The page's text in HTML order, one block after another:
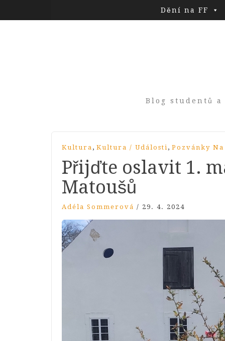
Dění na FF
Blog studentů
Kultura , Kultura / Události, Pozvánky Na
Přijďte oslavit 1.
Matoušů
Adéla Sommerová / 29. 4. 2024